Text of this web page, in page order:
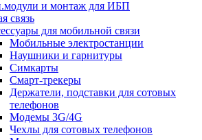
и монтаж для ИБП
связь
для мобильной связи
Мобильные электростанции
Наушники и гарнитуры
Симкарты
Смарт-трекеры
Держатели, подставки для сотовых
телефонов
Модемы 3G/4G
Чехлы для сотовых телефонов